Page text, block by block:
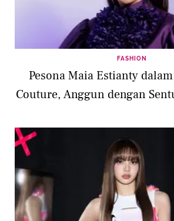
FASHION
Pesona Maia Estianty
Couture, Anggun dengan